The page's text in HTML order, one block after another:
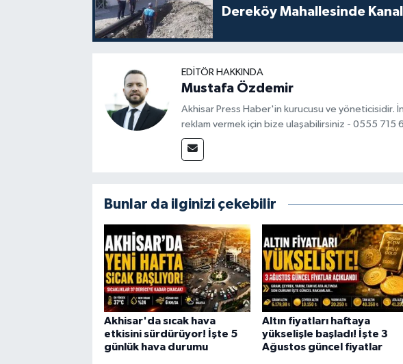
Dereköy Mahallesinde
EDITÖR HAKKINDA
Mustafa Özdemir
Akhisar Press Haber'in kurucusu ve yöneticisidir.
reklam vermek için bize ulaşabilirsiniz - 0555 715
Bunlar da ilginizi çekebilir
Akhisar'da sıcak hava
etkisini sürdürüyor! İşte 5
günlük hava durumu
Altın fiyatları haftaya
yükselişle başladı! İşte 3
Ağustos güncel fiyatlar